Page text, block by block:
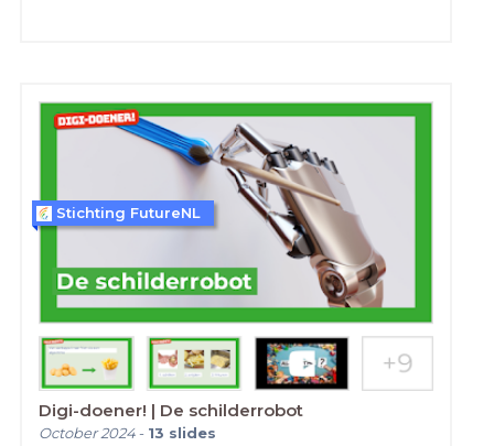
Digi-doener! | De schilderrobot
October 2024- 13 slides
Stichting FutureNL